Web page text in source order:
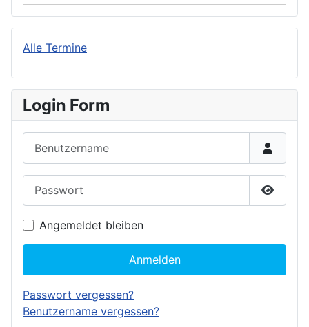
Alle Termine
Login Form
Angemeldet bleiben
Anmelden
Passwort vergessen?
Benutzername vergessen?